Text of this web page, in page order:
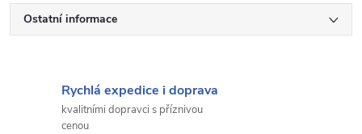
Ostatní informace
Rychlá expedice i doprava
kvalitními dopravci s příznivou
cenou